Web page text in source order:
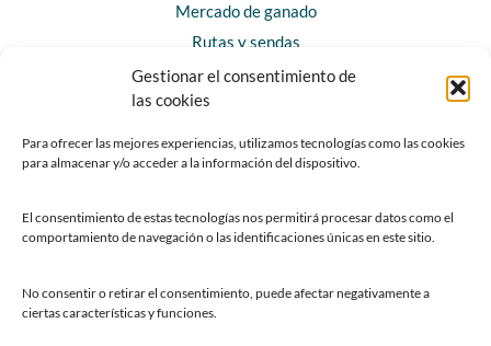
Gestionar el consentimiento de
las cookies
Para ofrecer las mejores experiencias, utilizamos tecnologías como las cookies
para almacenar y/o acceder a la información del dispositivo.
El consentimiento de estas tecnologías nos permitirá procesar datos como el
comportamiento de navegación o las identificaciones únicas en este sitio.
No consentir o retirar el consentimiento, puede afectar negativamente a
ciertas características y funciones.
Mercado de ganado
Rutas y sendas
Horarios y contacto
Teléfonos de interés
Chatbot Siero
SEDES ELECTRÓNICAS
Sede del Ayuntamiento de Siero